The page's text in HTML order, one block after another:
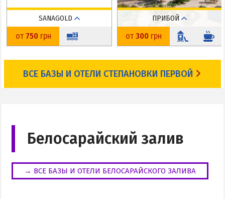
SANAGOLD
Степановка Первая
До пляжа: 20 м
На карте
от 750грн
ПРИБОЙ
Степановка Первая
До пляжа: 20 м
На карте
от 300 грн
ВСЕ БАЗЫ И ОТЕЛИ СТЕПАНОВКИ ПЕРВОЙ
Белосарайский залив
→ ВСЕ БАЗЫ И ОТЕЛИ БЕЛОСАРАЙСКОГО ЗАЛИВА